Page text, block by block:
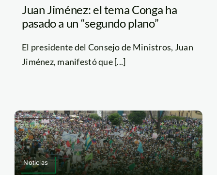
Juan Jiménez: el tema Conga ha
pasado a un “segundo plano”
El presidente del Consejo de Ministros, Juan
Jiménez, manifestó que [...]
Noticias